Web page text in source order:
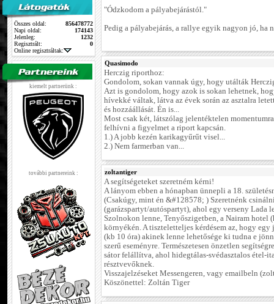
Összes oldal:
856478772
Napi oldal:
174143
Jelenleg:
1232
Regisztrált:
0
Online regisztráltak:
kiemelt partnerünk :
további partnereink :
"Ódzkodom a pályabejárástól."
Pedig a pályabejárás, a rallye egyik nagyon jó, ha
Quasimodo
Herczig riporthoz:
Gondolom, sokan vannak úgy, hogy utálták
Azt is gondolom, hogy azok is sokan lehetnek,
hívekké váltak, látva az évek során az asztalra
és hozzáállását. Én is...
Most csak két, látszólag jelentéktelen
felhívni a figyelmet a riport kapcsán.
1.) A jobb kezén karikagyűrűt visel...
2.) Nem farmerban van...
zoltantiger
A segítségeteket szeretném kérni!
A lányom ebben a hónapban ünnepli a 18.
(Csakúgy, mint én &#128578; ) Szeretnénk
(garázspartyt/autóspartyt), ahol egy verseny Lada
Szolnokon lenne, Tenyőszigetben, a Nairam hotel
környékén. A tiszteletteljes kérdésem az, hogy
(kb 10 óra) akinek lenne lehetősége ki tudna e
szerű eseményre. Természetesen önzetlen
sátor felállítva, ahol hidegtálas-svédasztalos étel-
résztvevőknek.
Visszajelzéseket Messengeren, vagy emailbeln
Köszönettel: Zoltán Tiger